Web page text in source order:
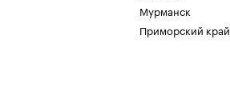
Мурманск
Приморский край